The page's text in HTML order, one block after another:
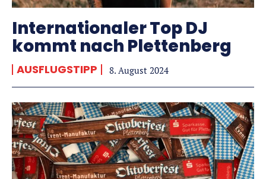
Internationaler Top DJ
kommt nach Plettenberg
AUSFLUGSTIPP 8. August 2024